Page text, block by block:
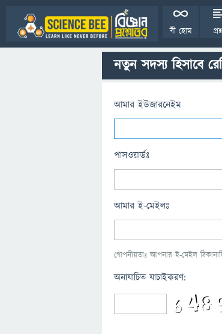
বী হোম
নতুন সদস্য হিসাবে
আমার ইউজারনেইম
পাসওয়ার্ডঃ
আমার ই-মেইলঃ
গোপনীয়তাঃ আপনার ই-মেইল
অনাযাচিত যাচাইকরণ: